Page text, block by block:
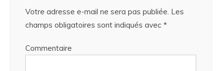
Votre adresse e-mail ne sera pas publiée. Les
champs obligatoires sont indiqués avec *
Commentaire